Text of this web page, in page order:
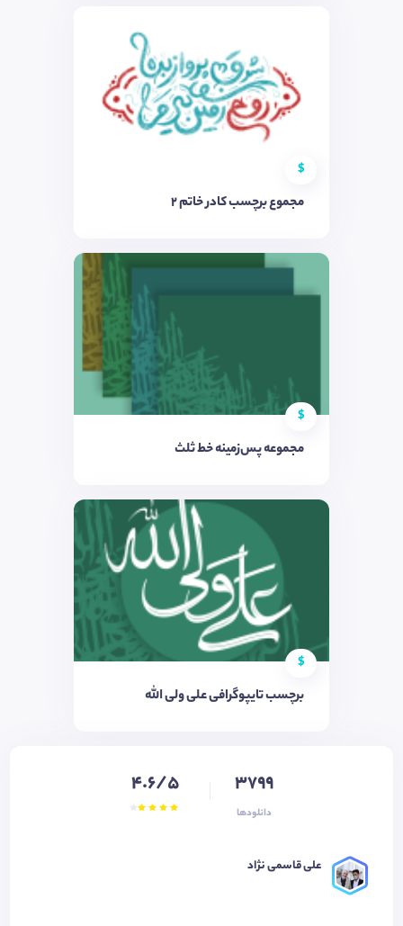
$
مجموع برچسب کادر خاتم ۲
$
مجموعه پس‌زمینه خط ثلث
$
برچسب تایپوگرافی علی ولی الله
3799
دانلودها
4.6/5
علی قاسمی نژاد